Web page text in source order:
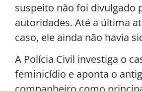
suspeito não foi divulgado
autoridades. Até a última
caso, ele ainda não havia
A Polícia Civil investiga o
feminicídio e aponta o